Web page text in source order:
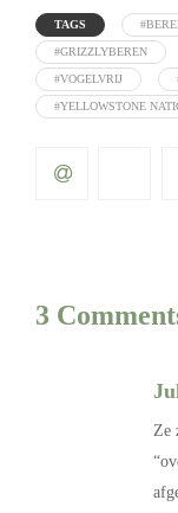
TAGS
#GRIZZLYBEREN
#VOGELVRIJ
#YELLOWSTONE
3
Ze